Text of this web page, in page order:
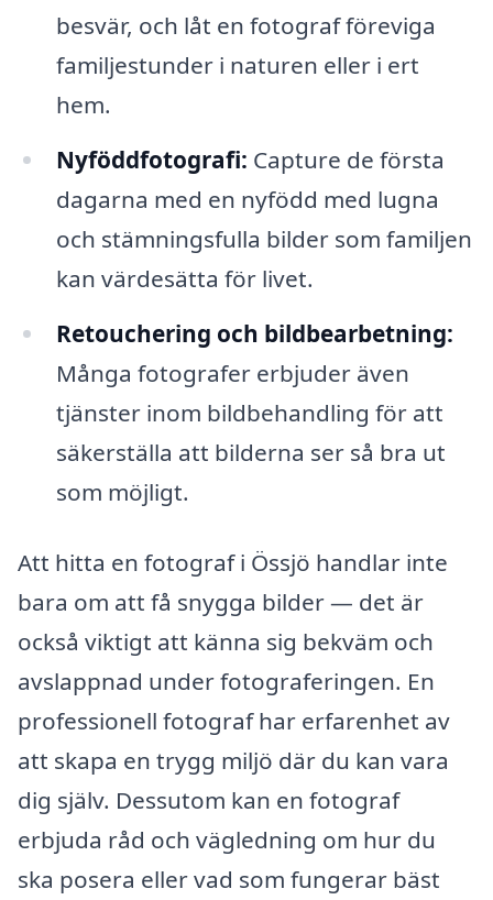
besvär, och låt en fotograf föreviga
familjestunder i naturen eller i ert
hem.
Nyföddfotografi: Capture de första
dagarna med en nyfödd med lugna
och stämningsfulla bilder som familjen
kan värdesätta för livet.
Retouchering och bildbearbetning:
Många fotografer erbjuder även
tjänster inom bildbehandling för att
säkerställa att bilderna ser så bra ut
som möjligt.
Att hitta en fotograf i Össjö handlar inte
bara om att få snygga bilder — det är
också viktigt att känna sig bekväm och
avslappnad under fotograferingen. En
professionell fotograf har erfarenhet av
att skapa en trygg miljö där du kan vara
dig själv. Dessutom kan en fotograf
erbjuda råd och vägledning om hur du
ska posera eller vad som fungerar bäst